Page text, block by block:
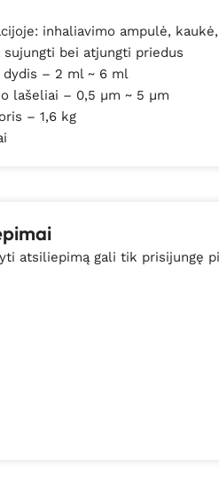
inhaliavimo ampulė,
sujungti bei atjungti priedus
– 2 ml ~ 6 ml
lašeliai – 0,5 µm ~ 5 µm
– 1,6 kg
atsiliepimą gali tik prisijungę